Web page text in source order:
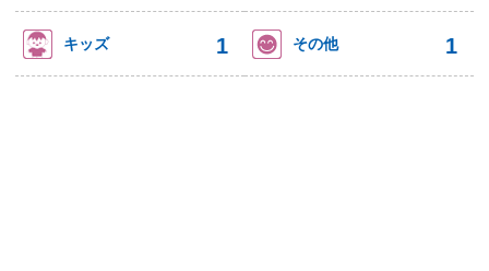
キッズ 1 その他 1